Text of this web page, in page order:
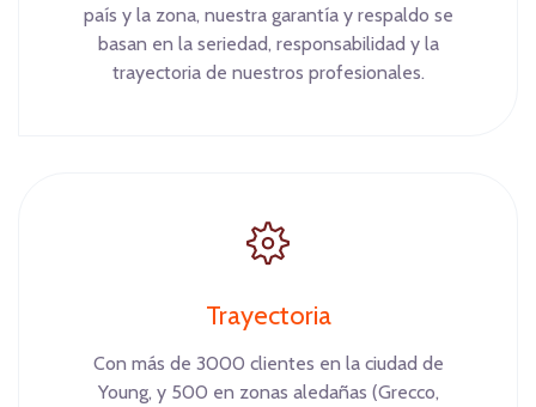
país y la zona, nuestra garantía y respaldo se
basan en la seriedad, responsabilidad y la
trayectoria de nuestros profesionales.
Trayectoria
Con más de 3000 clientes en la ciudad de
Young, y 500 en zonas aledañas (Grecco,